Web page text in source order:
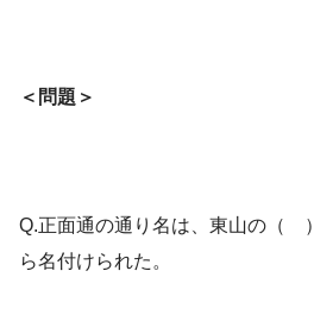
＜問題＞
Q.正面通の通り名は、東山の（
ら名付けられた。